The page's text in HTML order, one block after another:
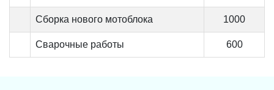
Сборка нового мотоблока 1000
Сварочные работы 600